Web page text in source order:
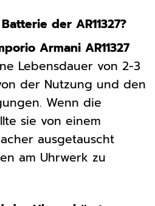
der AR11327?
Armani AR11327
Lebensdauer von 2-3
der Nutzung und den
Wenn die
sie von einem
ausgetauscht
am Uhrwerk zu